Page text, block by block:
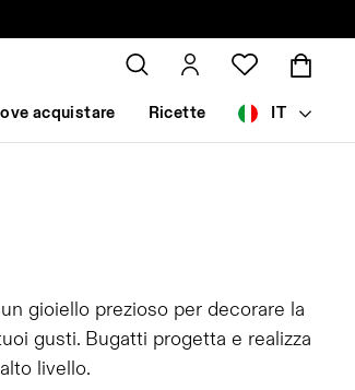
acquistare Ricette IT
gioiello prezioso per decorare la
gusti. Bugatti progetta e realizza
livello.